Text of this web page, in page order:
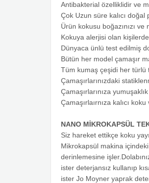
Antibakterial özelliklidir ve
Çok Uzun süre kalıcı
Ürün kokusu boğazınızı ve
Kokuya alerjisi olan
Dünyaca ünlü test edilmiş
Bütün her model çamaşır
Tüm kumaş çeşidi her türlü
Çamaşırlarınızdaki
Çamaşırlarınıza
Çamaşırlaırnıza kalıcı koku
NANO MİKROKAPSÜL
Siz hareket ettikçe koku
Mikrokapsül makina içindeki
derinlemesine
ister deterjansız kullanıp
ister Jo Moyner yaprak